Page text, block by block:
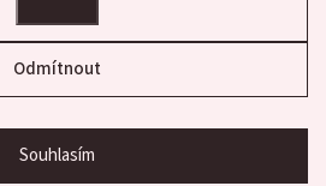
Odmítnout
Souhlasím
nastavení cookies
Shoptet